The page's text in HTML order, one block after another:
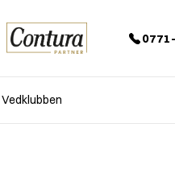
Vedklubben